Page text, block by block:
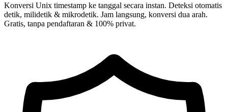
Konversi Unix timestamp ke tanggal secara instan. Deteksi otomatis
detik, milidetik & mikrodetik. Jam langsung, konversi dua arah.
Gratis, tanpa pendaftaran & 100% privat.